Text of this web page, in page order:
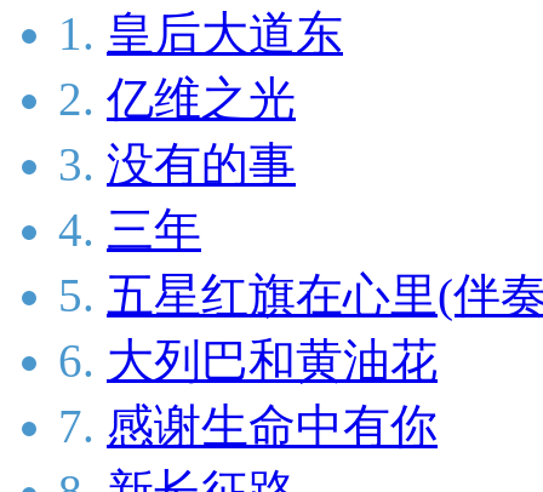
1. 皇后大道东
2. 亿维之光
3. 没有的事
4. 三年
5. 五星红旗在心里(伴
6. 大列巴和黄油花
7. 感谢生命中有你